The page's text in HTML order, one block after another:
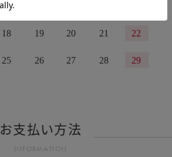
お支払い方法
INFORMATION